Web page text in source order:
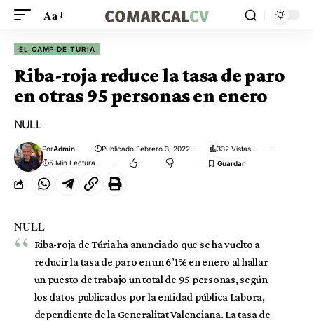
Aa
EL CAMP DE TÚRIA
Riba-roja reduce la tasa de paro
en otras 95 personas en enero
NULL
PorAdmin Publicado Febrero 3, 2022
332 Vistas
5 Min Lectura
NULL
Riba-roja de Túria ha anunciado que se ha vuelto a
reducir la tasa de paro en un 6’1% en enero al hallar
un puesto de trabajo un total de 95 personas, según
los datos publicados por la entidad pública Labora,
dependiente de la Generalitat Valenciana. La tasa de